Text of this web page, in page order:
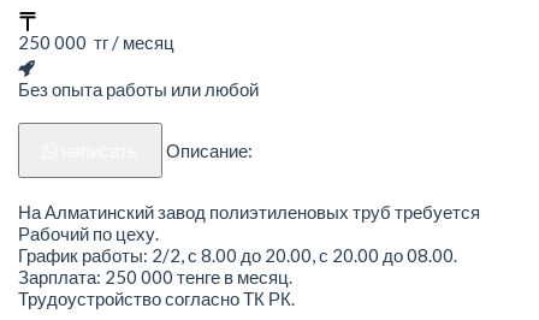
250 000 тг / месяц
Без опыта работы или любой
Описание:
На Алматинский завод полиэтиленовых труб требуется
Рабочий по цеху.
График работы: 2/2, с 8.00 до 20.00, с 20.00 до 08.00.
Зарплата: 250 000 тенге в месяц.
Трудоустройство согласно ТК РК.